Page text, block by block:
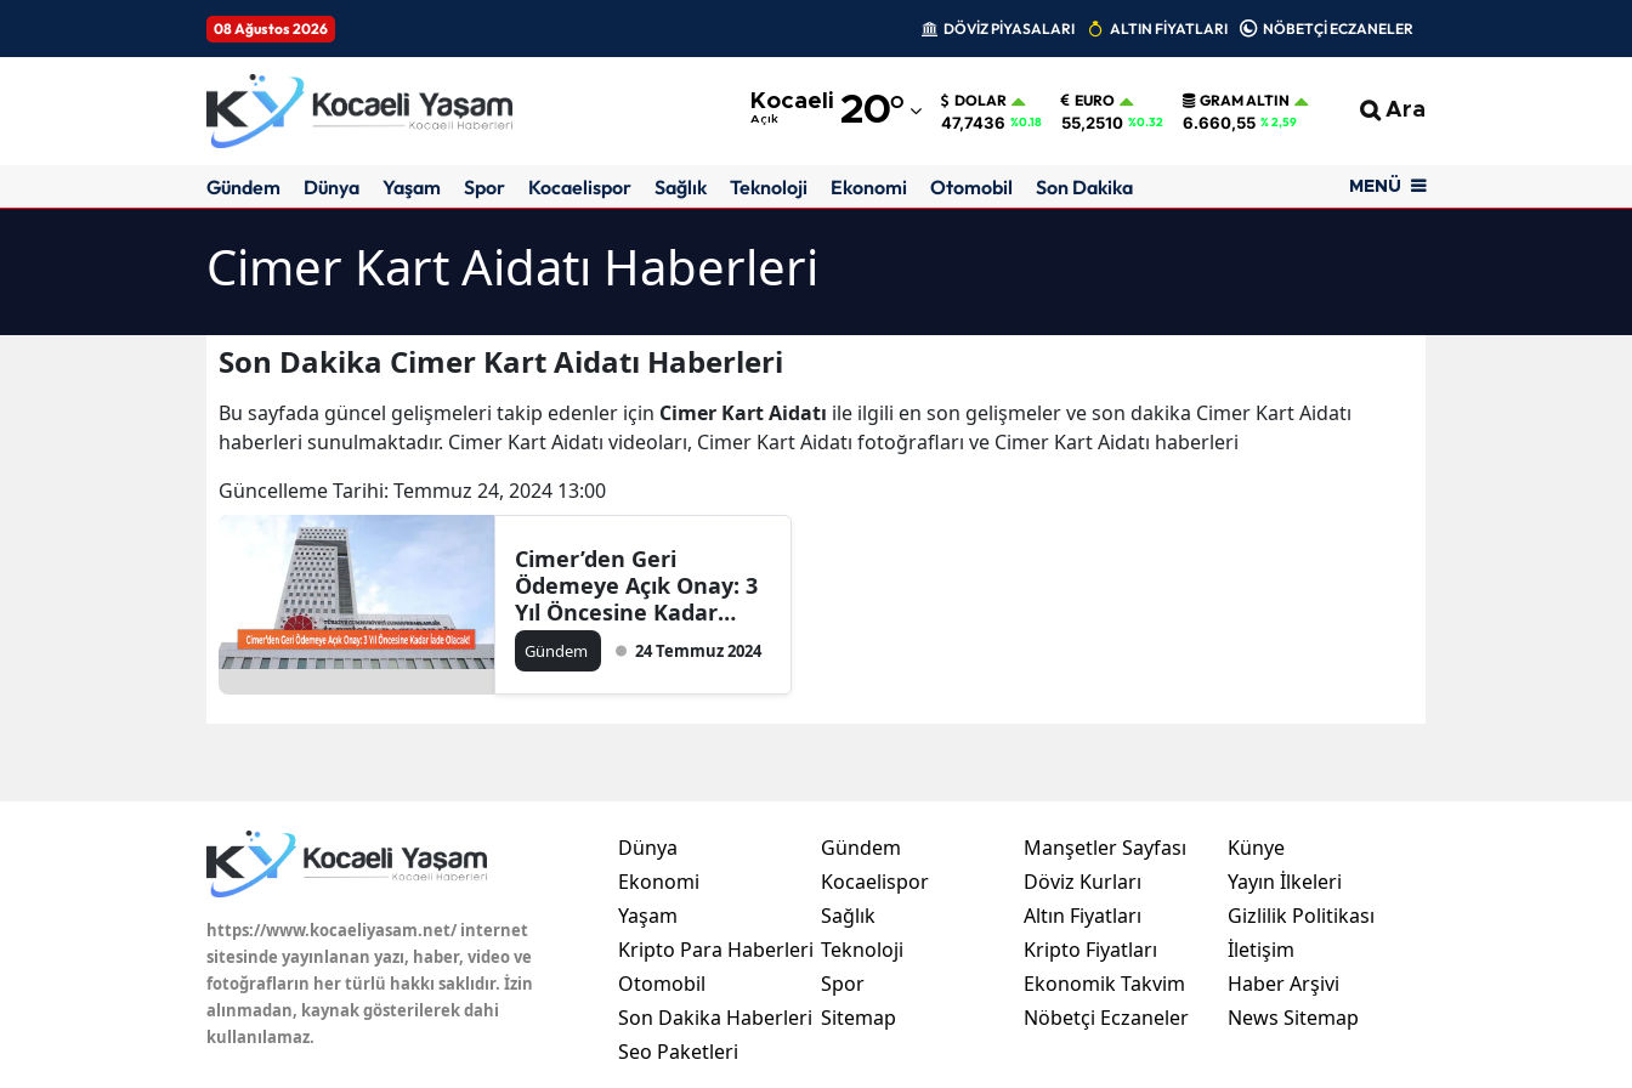
08 Ağustos 2026 DÖVİZ PİYASALARI ALTIN FİYATLARI NÖBETÇİ ECZANELER
Kocaeli
Açık 20°
Adıyaman
Amasya
Antalya
Artvin
Balıkesir
Çanakkale
Çankırı
Denizli
DOLAR
47,7436 %0.18
EURO
55,2510 %0.32
GRAM ALTIN
6.660,55 % 2,59 Ara
Gündem Dünya Yaşam Spor Kocaelispor Sağlık Teknoloji Ekonomi Otomobil Son Dakika MENÜ
Cimer Kart Aidatı Haberleri
Son Dakika Cimer Kart Aidatı Haberleri
Bu sayfada güncel gelişmeleri takip edenler için Cimer Kart Aidatı ile ilgili en son gelişmeler ve son dakika Cimer Kart Aidatı
haberleri sunulmaktadır. Cimer Kart Aidatı videoları, Cimer Kart Aidatı fotoğrafları ve Cimer Kart Aidatı haberleri
Güncelleme Tarihi: Temmuz 24, 2024 13:00
Cimer’den Geri
Ödemeye Açık Onay: 3
Yıl Öncesine Kadar
İade Olacak!
Gündem 24 Temmuz 2024
https://www.kocaeliyasam.net/ internet
sitesinde yayınlanan yazı, haber, video ve
fotoğrafların her türlü hakkı saklıdır. İzin
alınmadan, kaynak gösterilerek dahi
kullanılamaz.
Dünya
Ekonomi
Yaşam
Kripto Para Haberleri
Otomobil
Son Dakika Haberleri
Seo Paketleri
Gündem
Kocaelispor
Sağlık
Teknoloji
Spor
Sitemap
Manşetler Sayfası
Döviz Kurları
Altın Fiyatları
Kripto Fiyatları
Ekonomik Takvim
Nöbetçi Eczaneler
Künye
Yayın İlkeleri
Gizlilik Politikası
İletişim
Haber Arşivi
News Sitemap